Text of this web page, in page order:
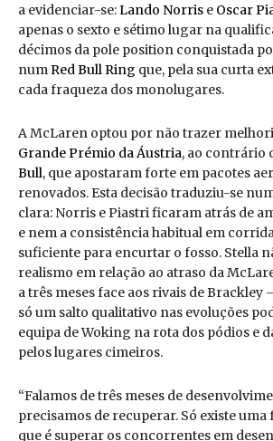
a evidenciar-se:Lando Norris e Oscar
apenas o sexto e sétimo lugar na
décimos da pole position conquistada
numRed Bull Ring que, pela sua curta
cada fraqueza dos monolugares.
A McLaren optou por não trazer
Grande Prémio da Áustria, ao contrário
Bull, que apostaram forte em pacotes
renovados. Esta decisão traduziu-se
clara: Norris e Piastri ficaram atrás de
e nem a consistência habitual em
suficiente para encurtar o fosso. Stella
realismo em relação ao atraso da
a três meses face aos rivais de Brackley
só um salto qualitativo nas evoluções
equipa de Woking na rota dos pódios e
pelos lugares cimeiros.
“Falamos de três meses de
precisamos de recuperar. Só existe uma
que é superar os concorrentes em